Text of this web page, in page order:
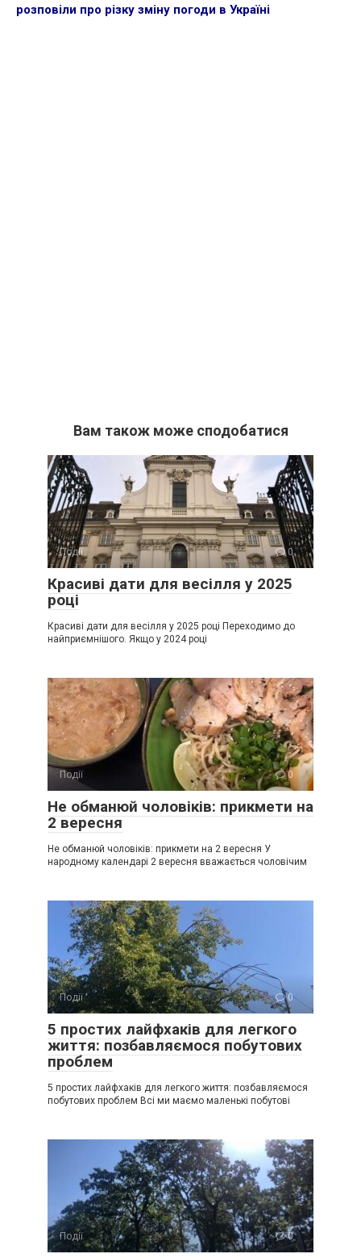
розповіли про різку зміну погоди в Україні
Вам також може сподобатися
Події 0
Красиві дати для весілля у 2025
році
Красиві дати для весілля у 2025 році Переходимо до
найприємнішого. Якщо у 2024 році
Події 0
Не обманюй чоловіків: прикмети на
2 вересня
Не обманюй чоловіків: прикмети на 2 вересня У
народному календарі 2 вересня вважається чоловічим
Події 0
5 простих лайфхаків для легкого
життя: позбавляємося побутових
проблем
5 простих лайфхаків для легкого життя: позбавляємося
побутових проблем Всі ми маємо маленькі побутові
Події 0